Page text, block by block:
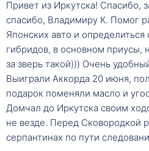
Привет из Иркутска! Спасибо,
спасибо, Владимиру К. Помог
Японских авто и
гибридов, в основном приусы,
за зверь такой))) Очень
Выиграли Аккорда 20 июня,
подарок поменяли масло и
Домчал до Иркутска своим
не везде. Перед Сковородкой
серпантинах по пути